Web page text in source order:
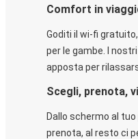
Comfort in
Goditi il wi-fi
per le gambe. I
apposta per
Scegli, prenota,
Dallo schermo al
prenota, al resto ci